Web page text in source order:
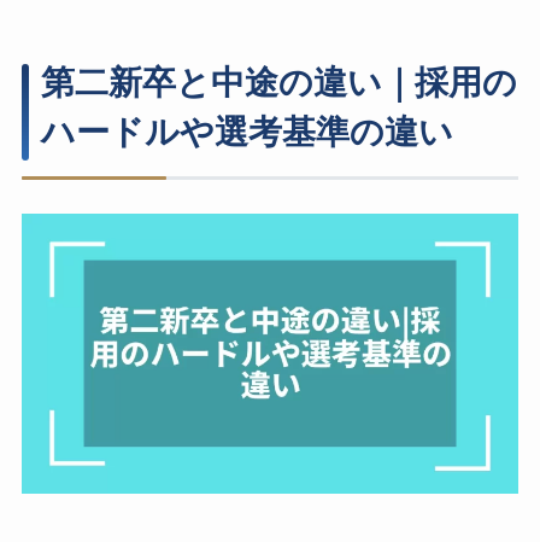
第二新卒と中途の違い｜採用の
ハードルや選考基準の違い